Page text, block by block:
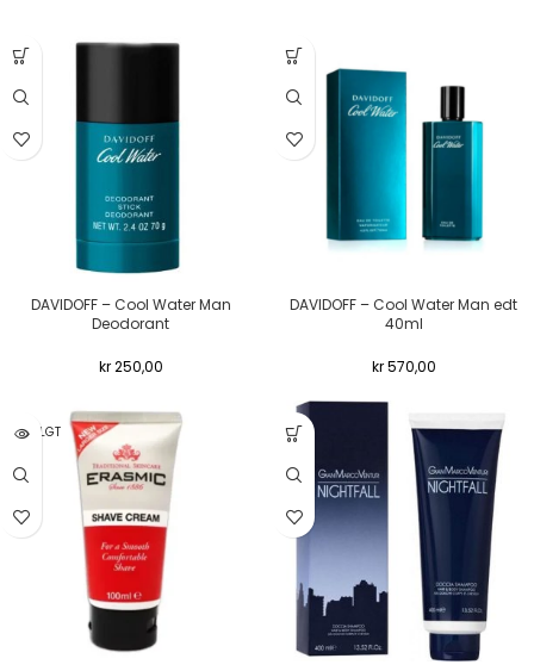
DAVIDOFF – Cool Water Man
Deodorant
kr250,00
DAVIDOFF – Cool Water Man edt
40ml
kr570,00
UTSOLGT